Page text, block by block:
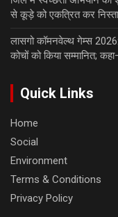
से कूड़े को एकत्रित कर
लासगो कॉमनवेल्थ गेम्स
कोचों को किया सम्मानित;
Quick Links
Home
Social
Environment
Terms & Conditions
Privacy Policy